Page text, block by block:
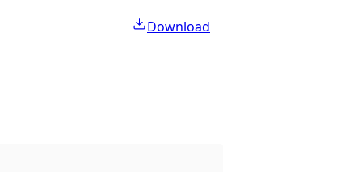
Download